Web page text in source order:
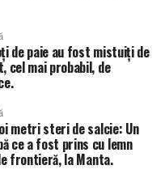
de paie au fost mistuiți de
cel mai probabil, de
metri steri de salcie: Un
ce a fost prins cu lemn
frontieră, la Manta.